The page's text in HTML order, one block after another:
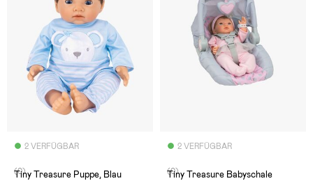
2 VERFÜGBAR
(0)
Tiny Treasure Puppe, Blau
2 VERFÜGBAR
(0)
Tiny Treasure Babyschale